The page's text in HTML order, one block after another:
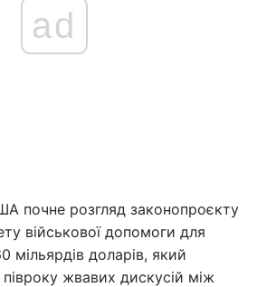
ad
почне розгляд законопроєкту
військової допомоги для
мільярдів доларів, який
півроку жвавих дискусій між